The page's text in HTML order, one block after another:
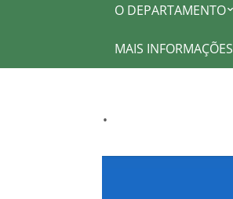
O DEPARTAMENTO
MAIS INFORMAÇÕES
.